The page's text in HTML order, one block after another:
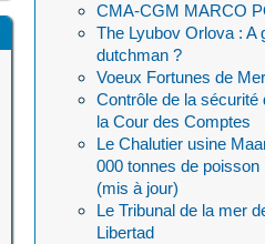
CMA-CGM MARCO
The Lyubov Orlova : A
dutchman ?
Voeux Fortunes de
Contrôle de la
la Cour des Comptes
Le Chalutier usine
000 tonnes de
(mis à jour)
Le Tribunal de la mer
Libertad